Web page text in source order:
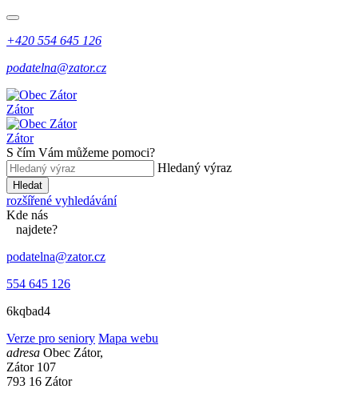
+420 554 645 126
podatelna@zator.cz
Zátor
Zátor
S čím Vám můžeme pomoci?
Hledaný výraz
Hledat
rozšířené vyhledávání
Kde nás
najdete?
podatelna@zator.cz
554 645 126
6kqbad4
Verze pro seniory Mapa webu
adresa Obec Zátor,
Zátor 107
793 16 Zátor